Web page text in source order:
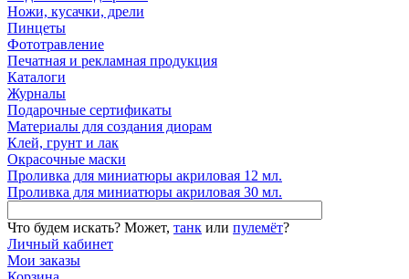
Ножи, кусачки, дрели
Пинцеты
Фототравление
Печатная и рекламная продукция
Каталоги
Журналы
Подарочные сертификаты
Материалы для создания диорам
Клей, грунт и лак
Окрасочные маски
Проливка для миниатюры акриловая 12 мл.
Проливка для миниатюры акриловая 30 мл.
Что будем искать? Может, танк или пулемёт?
Личный кабинет
Мои заказы